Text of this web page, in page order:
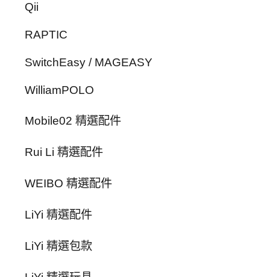
Qii
RAPTIC
SwitchEasy / MAGEASY
WilliamPOLO
Mobile02 精選配件
Rui Li 精選配件
WEIBO 精選配件
LiYi 精選配件
LiYi 精選包款